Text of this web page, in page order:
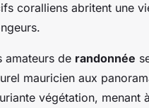
coralliens abritent une
amateurs de randonnée
mauricien aux
végétation, menant